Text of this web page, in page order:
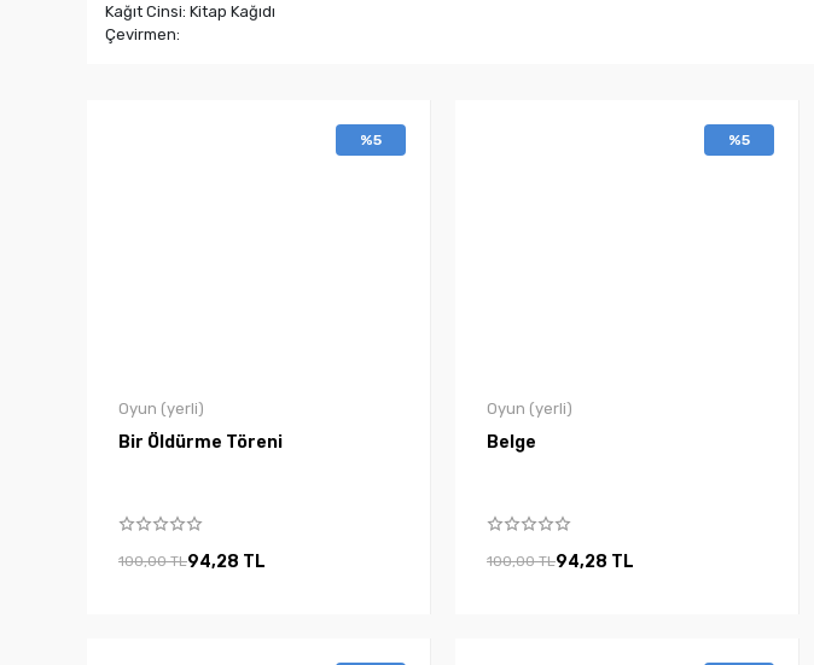
Kağıt Cinsi: Kitap Kağıdı
Çevirmen:
%5
Oyun (yerli)
Bir Öldürme Töreni
100,00 TL94,28 TL
%5
Oyun (yerli)
Belge
100,00 TL94,28 TL